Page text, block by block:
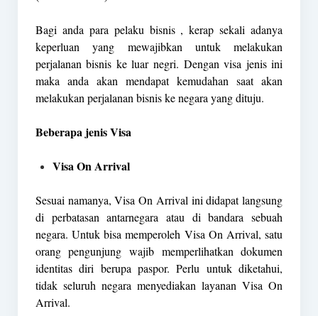
Bagi anda para pelaku bisnis , kerap sekali adanya
keperluan yang mewajibkan untuk melakukan
perjalanan bisnis ke luar negri. Dengan visa jenis ini
maka anda akan mendapat kemudahan saat akan
melakukan perjalanan bisnis ke negara yang dituju.
Beberapa jenis Visa
Visa On Arrival
Sesuai namanya, Visa On Arrival ini didapat langsung
di perbatasan antarnegara atau di bandara sebuah
negara. Untuk bisa memperoleh Visa On Arrival, satu
orang pengunjung wajib memperlihatkan dokumen
identitas diri berupa paspor. Perlu untuk diketahui,
tidak seluruh negara menyediakan layanan Visa On
Arrival.